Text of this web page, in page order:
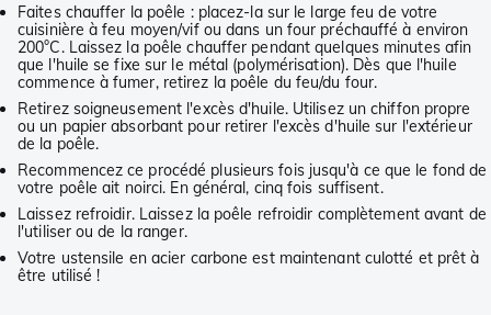
Faites chauffer la poêle : placez-la sur le large feu de votre
cuisinière à feu moyen/vif ou dans un four préchauffé à environ
200°C. Laissez la poêle chauffer pendant quelques minutes afin
que l'huile se fixe sur le métal (polymérisation). Dès que l'huile
commence à fumer, retirez la poêle du feu/du four.
Retirez soigneusement l'excès d'huile. Utilisez un chiffon propre
ou un papier absorbant pour retirer l'excès d'huile sur l'extérieur
de la poêle.
Recommencez ce procédé plusieurs fois jusqu'à ce que le fond de
votre poêle ait noirci. En général, cinq fois suffisent.
Laissez refroidir. Laissez la poêle refroidir complètement avant de
l'utiliser ou de la ranger.
Votre ustensile en acier carbone est maintenant culotté et prêt à
être utilisé !